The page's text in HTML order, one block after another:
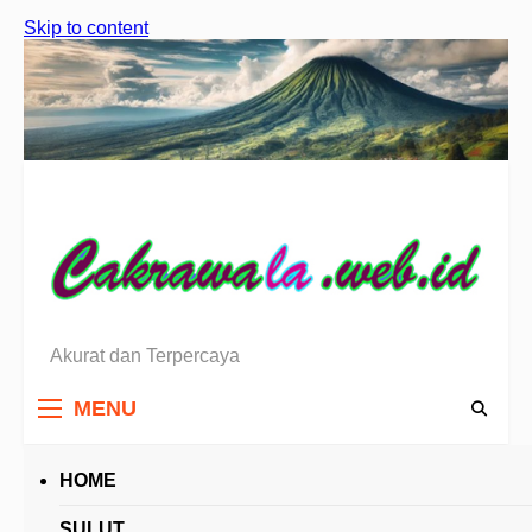
Skip to content
Berita Sulawesi Utara
Akurat dan Terpercaya
MENU
HOME
HEADLINES